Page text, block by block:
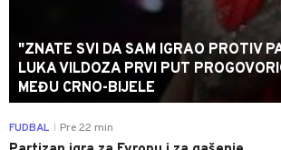
"ZNATE SVI DA SAM IGRAO PROTIV
LUKA VILDOZA PRVI PUT
MEĐU CRNO-BIJELE
FUDBAL Pre 22 min